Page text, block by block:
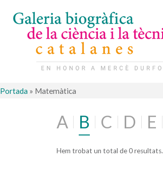
Portada » Matemàtica
A B C D E
Hem trobat un total de 0 resultats.